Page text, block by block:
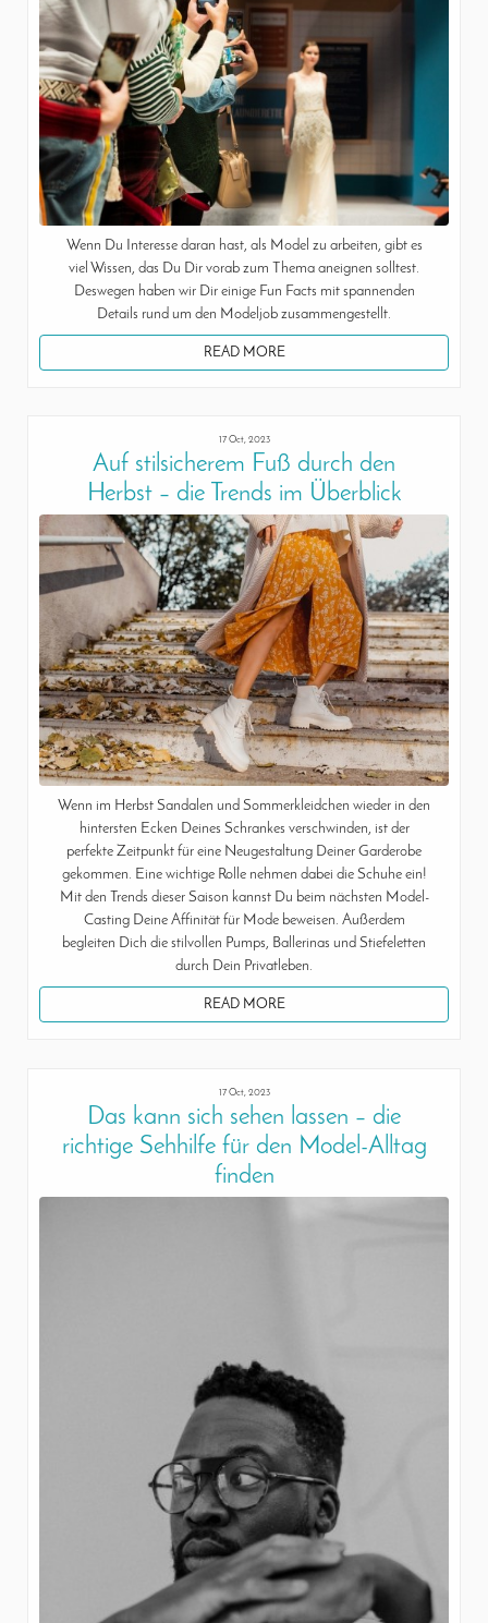
Wenn Du Interesse daran hast, als Model zu arbeiten, gibt es
viel Wissen, das Du Dir vorab zum Thema aneignen solltest.
Deswegen haben wir Dir einige Fun Facts mit spannenden
Details rund um den Modeljob zusammengestellt.
READ MORE
17 Oct, 2023
Auf stilsicherem Fuß durch den
Herbst – die Trends im Überblick
Wenn im Herbst Sandalen und Sommerkleidchen wieder in den
hintersten Ecken Deines Schrankes verschwinden, ist der
perfekte Zeitpunkt für eine Neugestaltung Deiner Garderobe
gekommen. Eine wichtige Rolle nehmen dabei die Schuhe ein!
Mit den Trends dieser Saison kannst Du beim nächsten Model-
Casting Deine Affinität für Mode beweisen. Außerdem
begleiten Dich die stilvollen Pumps, Ballerinas und Stiefeletten
durch Dein Privatleben.
READ MORE
17 Oct, 2023
Das kann sich sehen lassen – die
richtige Sehhilfe für den Model-Alltag
finden